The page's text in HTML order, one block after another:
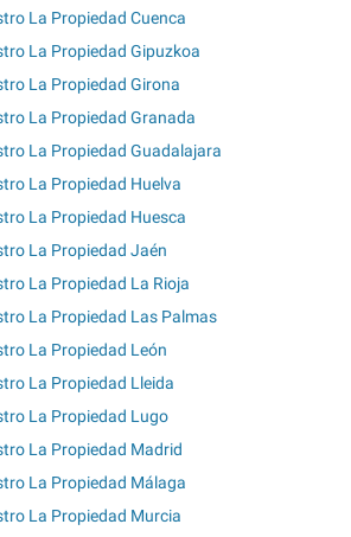
La Propiedad Cuenca
La Propiedad Gipuzkoa
La Propiedad Girona
La Propiedad Granada
La Propiedad Guadalajara
La Propiedad Huelva
La Propiedad Huesca
La Propiedad Jaén
La Propiedad La Rioja
La Propiedad Las Palmas
La Propiedad León
La Propiedad Lleida
La Propiedad Lugo
La Propiedad Madrid
La Propiedad Málaga
La Propiedad Murcia